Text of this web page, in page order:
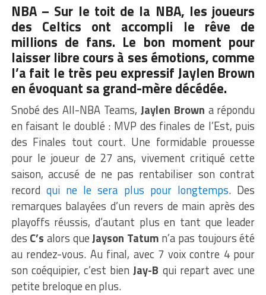
NBA – Sur le toit de la NBA, les joueurs
des Celtics ont accompli le rêve de
millions de fans. Le bon moment pour
laisser libre cours à ses émotions, comme
l’a fait le très peu expressif Jaylen Brown
en évoquant sa grand-mère décédée.
Snobé des All-NBA Teams, Jaylen Brown a répondu
en faisant le doublé : MVP des finales de l’Est, puis
des Finales tout court. Une formidable prouesse
pour le joueur de 27 ans, vivement critiqué cette
saison, accusé de ne pas rentabiliser son contrat
record qui ne le sera plus pour longtemps. Des
remarques balayées d’un revers de main après des
playoffs réussis, d’autant plus en tant que leader
des C’s alors queJayson Tatum n’a pas toujours été
au rendez-vous. Au final, avec 7 voix contre 4 pour
son coéquipier, c’est bienJay-B qui repart avec une
petite breloque en plus.